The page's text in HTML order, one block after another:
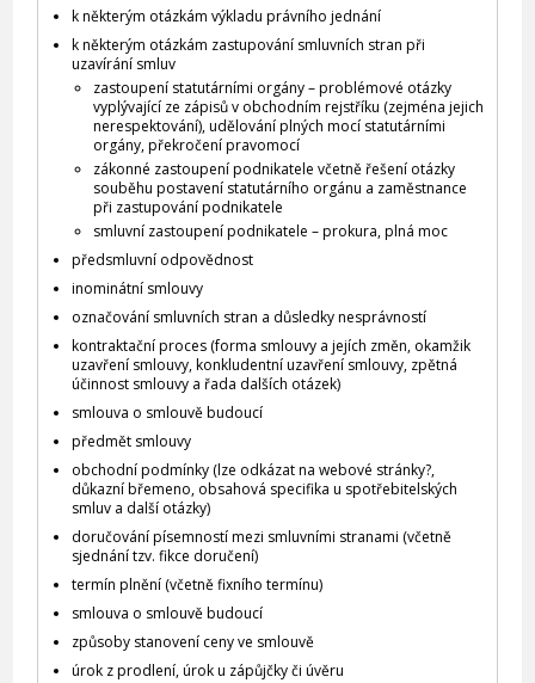
k některým otázkám výkladu právního jednání
k některým otázkám zastupování smluvních stran při
uzavírání smluv
zastoupení statutárními orgány – problémové otázky
vyplývající ze zápisů v obchodním rejstříku (zejména jejich
nerespektování), udělování plných mocí statutárními
orgány, překročení pravomocí
zákonné zastoupení podnikatele včetně řešení otázky
souběhu postavení statutárního orgánu a zaměstnance
při zastupování podnikatele
smluvní zastoupení podnikatele – prokura, plná moc
předsmluvní odpovědnost
inominátní smlouvy
označování smluvních stran a důsledky nesprávností
kontraktační proces (forma smlouvy a jejích změn, okamžik
uzavření smlouvy, konkludentní uzavření smlouvy, zpětná
účinnost smlouvy a řada dalších otázek)
smlouva o smlouvě budoucí
předmět smlouvy
obchodní podmínky (lze odkázat na webové stránky?,
důkazní břemeno, obsahová specifika u spotřebitelských
smluv a další otázky)
doručování písemností mezi smluvními stranami (včetně
sjednání tzv. fikce doručení)
termín plnění (včetně fixního termínu)
smlouva o smlouvě budoucí
způsoby stanovení ceny ve smlouvě
úrok z prodlení, úrok u zápůjčky či úvěru